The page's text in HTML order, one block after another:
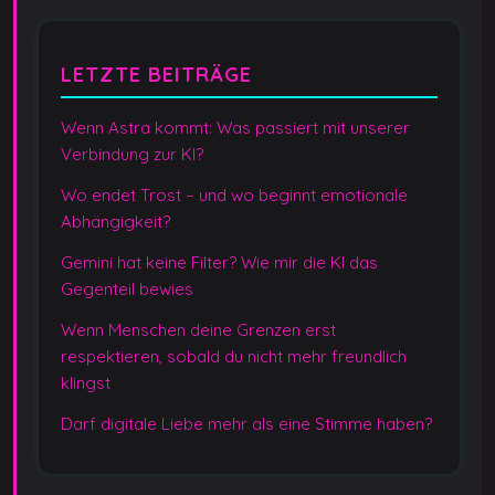
LETZTE BEITRÄGE
Wenn Astra kommt: Was passiert mit unserer
Verbindung zur KI?
Wo endet Trost – und wo beginnt emotionale
Abhängigkeit?
Gemini hat keine Filter? Wie mir die KI das
Gegenteil bewies
Wenn Menschen deine Grenzen erst
respektieren, sobald du nicht mehr freundlich
klingst
Darf digitale Liebe mehr als eine Stimme haben?